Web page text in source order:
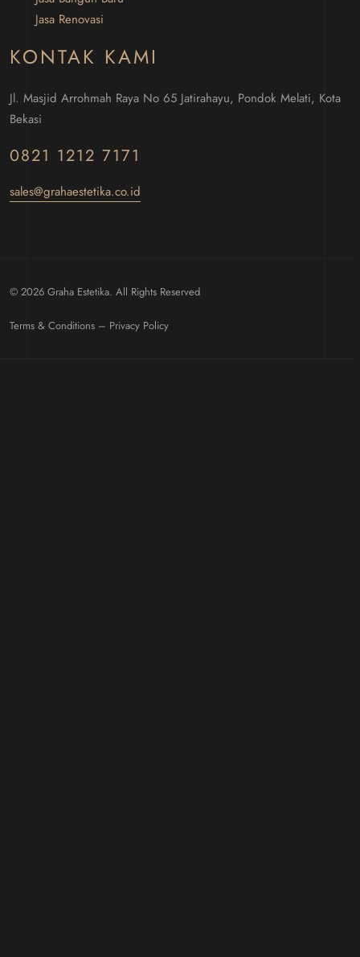
Jasa Renovasi
KONTAK KAMI
Jl. Masjid Arrohmah Raya No 65 Jatirahayu, Pondok Melati, Kota
Bekasi
0821 1212 7171
sales@grahaestetika.co.id
© 2026 Graha Estetika. All Rights Reserved
Terms & Conditions – Privacy Policy